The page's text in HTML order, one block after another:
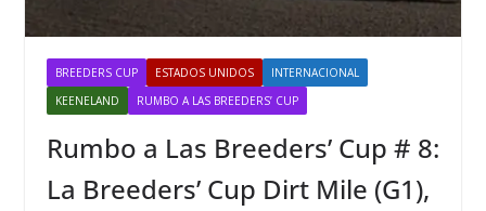
BREEDERS CUP ESTADOS UNIDOS
INTERNACIONAL
KEENELAND
RUMBO A LAS BREEDERS’ CUP
Rumbo a Las Breeders’ Cup # 8:
La Breeders’ Cup Dirt Mile (G1),